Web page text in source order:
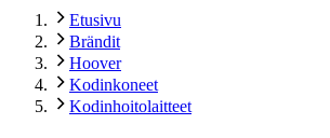
Etusivu
Brändit
Hoover
Kodinkoneet
Kodinhoitolaitteet